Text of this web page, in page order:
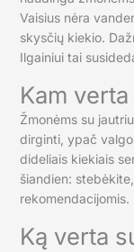
Vaisius nėra
skysčių kiekio.
Ilgainiui tai
Kam
Žmonėms su
dirginti, ypač
dideliais kiekiais
šiandien:
rekomendacijomis.
Ką verta